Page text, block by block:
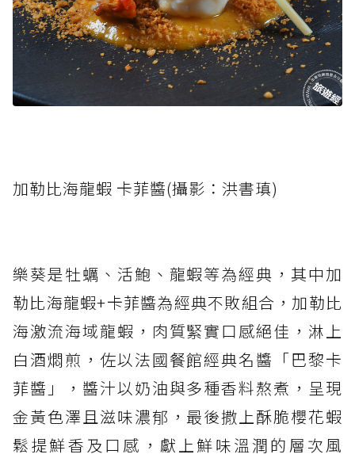
加勒比海龍蝦 卡菲醬(攝影：洪書瑱)
樂葵是牡蠣、活鮑、龍蝦等為經典，其中加
勒比海龍蝦+卡菲醬為經典不敗組合，加勒比
海激流海域龍蝦，肉質緊實口感絕佳，淋上
白酒燜煎，佐以法國餐館經典名醬「巴黎卡
菲醬」，醬汁以奶油與多種香料熬煮，呈現
金黃色澤且滋味濃郁，最後撒上酥脆櫻花蝦
鬆提鮮香及口感，獻上鮮味溫潤的層次風